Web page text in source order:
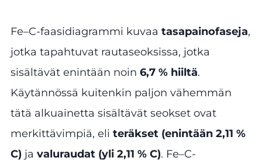
Fe–C-faasidiagrammi kuvaa tasapainofaseja,
jotka tapahtuvat rautaseoksissa, jotka
sisältävät enintään noin 6,7 % hiiltä.
Käytännössä kuitenkin paljon vähemmän
tätä alkuainetta sisältävät seokset ovat
merkittävimpiä, eli teräkset (enintään 2,11 %
C) ja valuraudat (yli 2,11 % C). Fe–C-